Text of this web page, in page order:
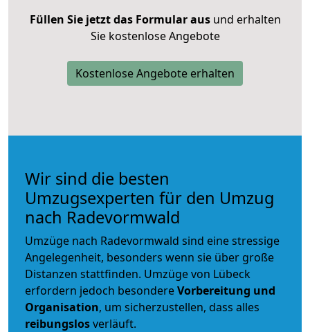
Füllen Sie jetzt das Formular ausund erhalten
Sie kostenlose Angebote
Kostenlose Angebote erhalten
Wir sind die besten
Umzugsexperten für den Umzug
nach Radevormwald
Umzüge nach Radevormwald sind eine stressige
Angelegenheit, besonders wenn sie über große
Distanzen stattfinden. Umzüge von Lübeck
erfordern jedoch besondereVorbereitung und
Organisation, um sicherzustellen, dass alles
reibungslosverläuft.